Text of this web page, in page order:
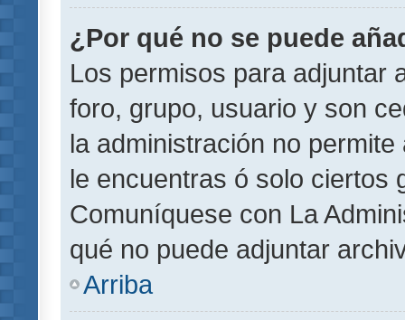
¿Por qué no se puede
Los permisos para adjuntar
foro, grupo, usuario y son
la administración no
le encuentras ó solo ciertos
Comuníquese con La
qué no puede adjuntar
Arriba